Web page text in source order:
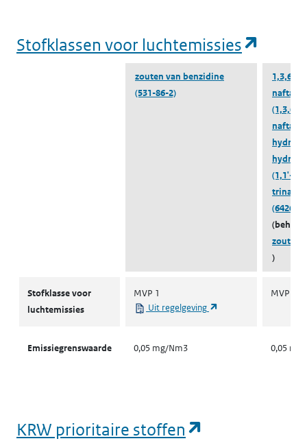
Stofklassen voor luchtemissies
zouten van benzidine
(531-86-2)
1,3,6-
(1,3,6-
(1,1'-
(6426-
zouten
)
Stofklasse voor
luchtemissies
MVP 1
Uit regelgeving
MVP 1
Emissiegrenswaarde 0,05 mg/Nm3 0,05
KRW prioritaire stoffen